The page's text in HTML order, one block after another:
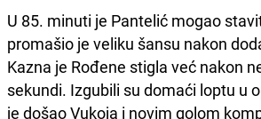
U 85. minuti je Pantelić mogao
promašio je veliku šansu nakon
Kazna je Rođene stigla već nakon
sekundi. Izgubili su domaći loptu u
je došao Vukoja i novim golom